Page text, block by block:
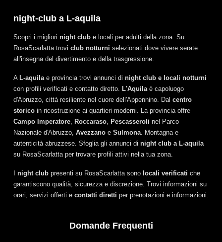
night-club a L-aquila
Scopri i migliori night club e locali per adulti della zona. Su
RosaScarlatta trovi club notturni selezionati dove vivere serate
all'insegna del divertimento e della trasgressione.
A L-aquila e provincia trovi annunci di night club e locali notturni
con profili verificati e contatto diretto. L'Aquila è capoluogo
d'Abruzzo, città resiliente nel cuore dell'Appennino. Dal centro
storico in ricostruzione ai quartieri moderni. La provincia offre
Campo Imperatore Roccaraso Pescasseroli nel Parco
Nazionale d'Abruzzo, Avezzano e Sulmona . Montagna e
autenticità abruzzese. Sfoglia gli annunci di night club a L-aquila
su RosaScarlatta per trovare profili attivi nella tua zona.
I night club presenti su RosaScarlatta sono locali verificati che
garantiscono qualità, sicurezza e discrezione. Trovi informazioni su
orari, servizi offerti e contatti diretti per prenotazioni e informazioni.
Domande Frequenti